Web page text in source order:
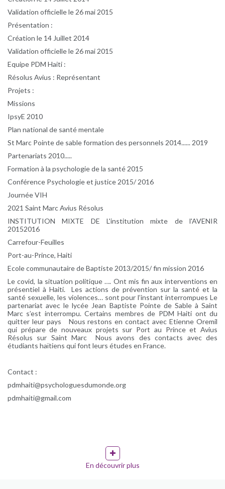
Validation officielle le 26 mai 2015
Présentation :
Création le 14 Juillet 2014
Validation officielle le 26 mai 2015
Equipe PDM Haiti :
Résolus Avius : Représentant
Projets :
Missions
IpsyE 2010
Plan national de santé mentale
St Marc Pointe de sable formation des personnels 2014...... 2019
Partenariats 2010.....
Formation à la psychologie de la santé 2015
Conférence Psychologie et justice 2015/ 2016
Journée VIH
2021 Saint Marc Avius Résolus
INSTITUTION MIXTE DE L'institution mixte de l'AVENIR
20152016
Carrefour-Feuilles
Port-au-Prince, Haiti
Ecole communautaire de Baptiste 2013/2015/ fin mission 2016
Le covid, la situation politique …. Ont mis fin aux interventions en
présentiel à Haiti. Les actions de prévention sur la santé et la
santé sexuelle, les violences… sont pour l’instant interrompues Le
partenariat avec le lycée Jean Baptiste Pointe de Sable à Saint
Marc s’est interrompu. Certains membres de PDM Haiti ont du
quitter leur pays Nous restons en contact avec Etienne Oremil
qui prépare de nouveaux projets sur Port au Prince et Avius
Résolus sur Saint Marc Nous avons des contacts avec des
étudiants haïtiens qui font leurs études en France.
Contact :
pdmhaiti@psychologuesdumonde.org
pdmhaiti@gmail.com
En découvrir plus